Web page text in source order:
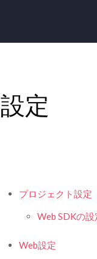
設定
プロジェクト設定
Web SDKの設
Web設定